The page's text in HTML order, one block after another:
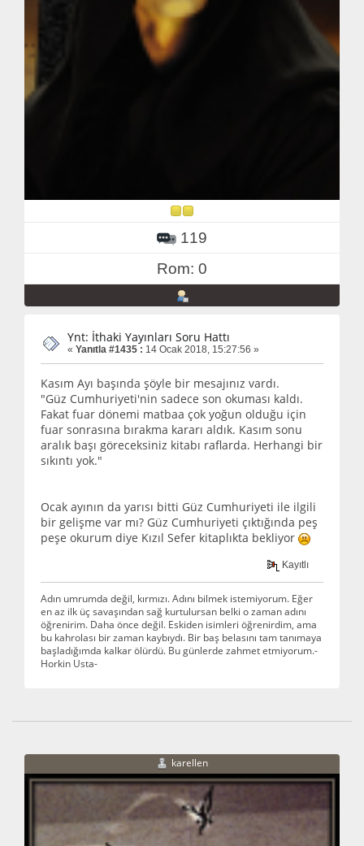
119
Rom: 0
Ynt: İthaki Yayınları Soru Hattı
« Yanıtla #1435 : 14 Ocak 2018, 15:27:56 »
Kasım Ayı başında şöyle bir mesajınız vardı.
"Güz Cumhuriyeti'nin sadece son okuması kaldı.
Fakat fuar dönemi matbaa çok yoğun olduğu için
fuar sonrasına bırakma kararı aldık. Kasım sonu
aralık başı göreceksiniz kitabı raflarda. Herhangi bir
sıkıntı yok."
Ocak ayının da yarısı bitti Güz Cumhuriyeti ile ilgili
bir gelişme var mı? Güz Cumhuriyeti çıktığında peş
peşe okurum diye Kızıl Sefer kitaplıkta bekliyor
Kayıtlı
Adın umrumda değil, kırmızı. Adını bilmek istemiyorum. Eğer
en az ilk üç savaşından sağ kurtulursan belki o zaman adını
öğrenirim. Daha önce değil. Eskiden isimleri öğrenirdim, ama
bu kahrolası bir zaman kaybıydı. Bir baş belasını tam tanımaya
başladığımda kalkar ölürdü. Bu günlerde zahmet etmiyorum.-
Horkin Usta-
karellen